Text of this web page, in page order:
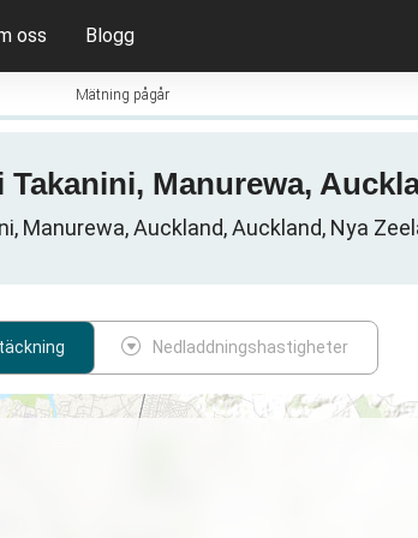
oss Blogg
Mätning pågår
Manurewa,
Manurewa, Auckland, Auckland, Nya
Nedladdningshastigheter